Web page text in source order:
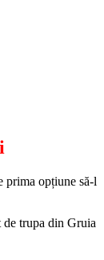
prima opțiune să-l
trupa din Gruia